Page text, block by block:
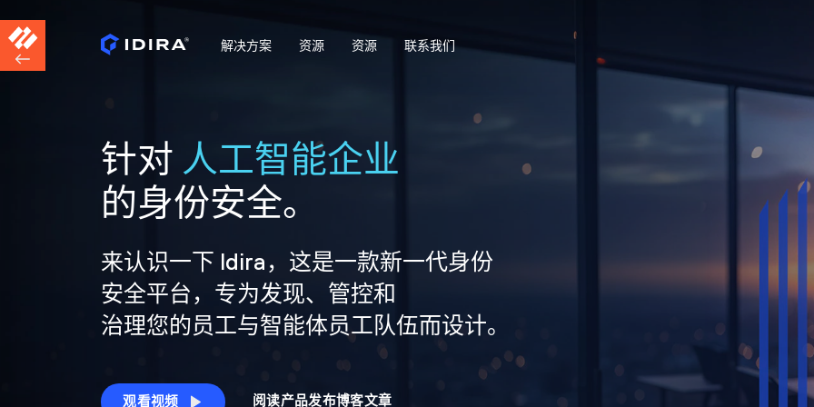
解决方案 资源 资源 联系我们
针对 人工智能企业
的身份安全。
来认识一下 Idira，这是一款新一代身份
安全平台，专为发现、管控和
治理您的员工与智能体员工队伍而设计。
观看视频 阅读产品发布博客文章